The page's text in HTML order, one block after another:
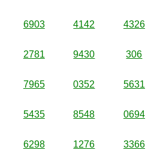
6903 4142 4326
2781 9430 306
7965 0352 5631
5435 8548 0694
6298 1276 3366